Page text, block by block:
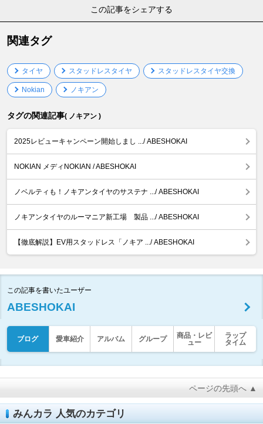
この記事をシェアする
関連タグ
タイヤ スタッドレスタイヤ スタッドレスタイヤ交換
Nokian ノキアン
タグの関連記事( ノキアン )
2025レビューキャンペーン開始しまし .../ ABESHOKAI
NOKIAN メディNOKIAN / ABESHOKAI
ノベルティも！ノキアンタイヤのサステナ .../ ABESHOKAI
ノキアンタイヤのルーマニア新工場 製品 .../ ABESHOKAI
【徹底解説】EV用スタッドレス「ノキア .../ ABESHOKAI
この記事を書いたユーザー
ABESHOKAI
ブログ 愛車紹介 アルバム グループ
商品・レビ
ュー
ラップ
タイム
ページの先頭へ ▲
みんカラ 人気のカテゴリ